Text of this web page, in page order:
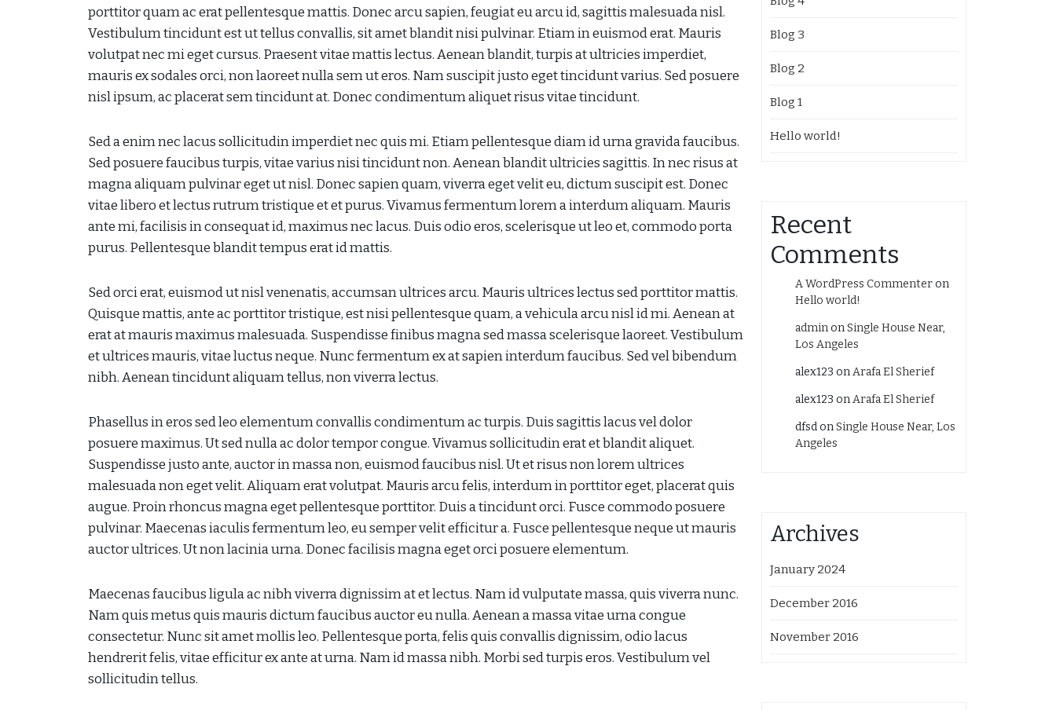
porttitor quam ac erat pellentesque mattis. Donec arcu sapien, feugiat eu arcu id, sagittis malesuada nisl.
Vestibulum tincidunt est ut tellus convallis, sit amet blandit nisi pulvinar. Etiam in euismod erat. Mauris
volutpat nec mi eget cursus. Praesent vitae mattis lectus. Aenean blandit, turpis at ultricies imperdiet,
mauris ex sodales orci, non laoreet nulla sem ut eros. Nam suscipit justo eget tincidunt varius. Sed posuere
nisl ipsum, ac placerat sem tincidunt at. Donec condimentum aliquet risus vitae tincidunt.
Sed a enim nec lacus sollicitudin imperdiet nec quis mi. Etiam pellentesque diam id urna gravida faucibus.
Sed posuere faucibus turpis, vitae varius nisi tincidunt non. Aenean blandit ultricies sagittis. In nec risus at
magna aliquam pulvinar eget ut nisl. Donec sapien quam, viverra eget velit eu, dictum suscipit est. Donec
vitae libero et lectus rutrum tristique et et purus. Vivamus fermentum lorem a interdum aliquam. Mauris
ante mi, facilisis in consequat id, maximus nec lacus. Duis odio eros, scelerisque ut leo et, commodo porta
purus. Pellentesque blandit tempus erat id mattis.
Sed orci erat, euismod ut nisl venenatis, accumsan ultrices arcu. Mauris ultrices lectus sed porttitor mattis.
Quisque mattis, ante ac porttitor tristique, est nisi pellentesque quam, a vehicula arcu nisl id mi. Aenean at
erat at mauris maximus malesuada. Suspendisse finibus magna sed massa scelerisque laoreet. Vestibulum
et ultrices mauris, vitae luctus neque. Nunc fermentum ex at sapien interdum faucibus. Sed vel bibendum
nibh. Aenean tincidunt aliquam tellus, non viverra lectus.
Phasellus in eros sed leo elementum convallis condimentum ac turpis. Duis sagittis lacus vel dolor
posuere maximus. Ut sed nulla ac dolor tempor congue. Vivamus sollicitudin erat et blandit aliquet.
Suspendisse justo ante, auctor in massa non, euismod faucibus nisl. Ut et risus non lorem ultrices
malesuada non eget velit. Aliquam erat volutpat. Mauris arcu felis, interdum in porttitor eget, placerat quis
augue. Proin rhoncus magna eget pellentesque porttitor. Duis a tincidunt orci. Fusce commodo posuere
pulvinar. Maecenas iaculis fermentum leo, eu semper velit efficitur a. Fusce pellentesque neque ut mauris
auctor ultrices. Ut non lacinia urna. Donec facilisis magna eget orci posuere elementum.
Maecenas faucibus ligula ac nibh viverra dignissim at et lectus. Nam id vulputate massa, quis viverra nunc.
Nam quis metus quis mauris dictum faucibus auctor eu nulla. Aenean a massa vitae urna congue
consectetur. Nunc sit amet mollis leo. Pellentesque porta, felis quis convallis dignissim, odio lacus
hendrerit felis, vitae efficitur ex ante at urna. Nam id massa nibh. Morbi sed turpis eros. Vestibulum vel
sollicitudin tellus.
Blog 3
Blog 2
Blog 1
Hello world!
Recent
Comments
A WordPress Commenteron
Hello world!
adminonSingle House Near,
Los Angeles
alex123 onArafa El Sherief
alex123 onArafa El Sherief
dfsdonSingle House Near, Los
Angeles
Archives
January 2024
December 2016
November 2016